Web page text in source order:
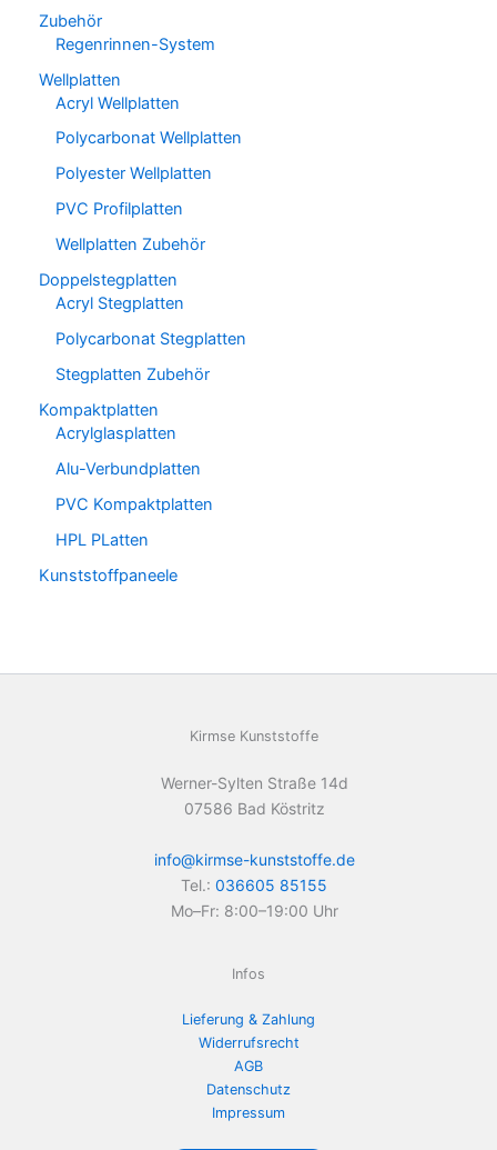
Zubehör
Regenrinnen-System
Wellplatten
Acryl Wellplatten
Polycarbonat Wellplatten
Polyester Wellplatten
PVC Profilplatten
Wellplatten Zubehör
Doppelstegplatten
Acryl Stegplatten
Polycarbonat Stegplatten
Stegplatten Zubehör
Kompaktplatten
Acrylglasplatten
Alu-Verbundplatten
PVC Kompaktplatten
HPL PLatten
Kunststoffpaneele
Kirmse Kunststoffe
Werner-Sylten Straße 14d
07586 Bad Köstritz
info@kirmse-kunststoffe.de
Tel.: 036605 85155
Mo–Fr: 8:00–19:00 Uhr
Infos
Lieferung & Zahlung
Widerrufsrecht
AGB
Datenschutz
Impressum